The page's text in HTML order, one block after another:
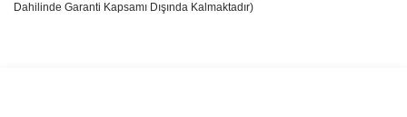
Dahilinde Garanti Kapsamı Dışında Kalmaktadır)